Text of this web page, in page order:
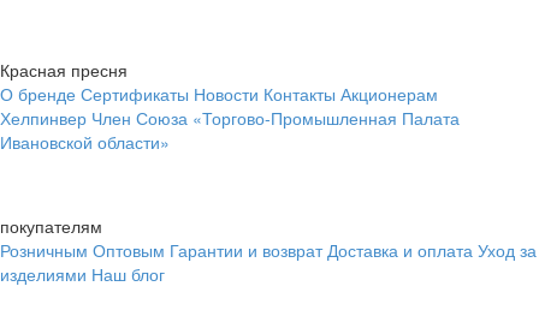
Красная пресня
О бренде Сертификаты Новости Контакты Акционерам
Хелпинвер Член Союза «Торгово-Промышленная Палата
Ивановской области»
покупателям
Розничным Оптовым Гарантии и возврат Доставка и оплата Уход за
изделиями Наш блог